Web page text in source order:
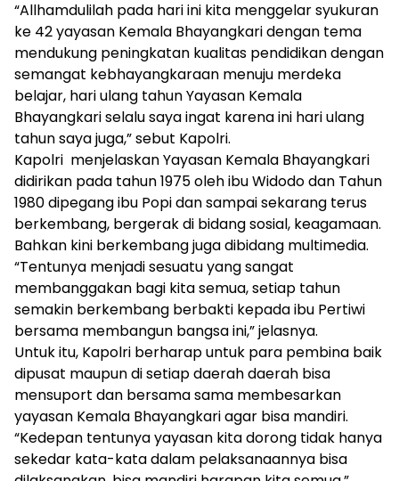
“Allhamdulilah pada hari ini kita menggelar syukuran
ke 42 yayasan Kemala Bhayangkari dengan tema
mendukung peningkatan kualitas pendidikan dengan
semangat kebhayangkaraan menuju merdeka
belajar, hari ulang tahun Yayasan Kemala
Bhayangkari selalu saya ingat karena ini hari ulang
tahun saya juga,” sebut Kapolri.
Kapolri menjelaskan Yayasan Kemala Bhayangkari
didirikan pada tahun 1975 oleh ibu Widodo dan Tahun
1980 dipegang ibu Popi dan sampai sekarang terus
berkembang, bergerak di bidang sosial, keagamaan.
Bahkan kini berkembang juga dibidang multimedia.
“Tentunya menjadi sesuatu yang sangat
membanggakan bagi kita semua, setiap tahun
semakin berkembang berbakti kepada ibu Pertiwi
bersama membangun bangsa ini,” jelasnya.
Untuk itu, Kapolri berharap untuk para pembina baik
dipusat maupun di setiap daerah daerah bisa
mensuport dan bersama sama membesarkan
yayasan Kemala Bhayangkari agar bisa mandiri.
“Kedepan tentunya yayasan kita dorong tidak hanya
sekedar kata-kata dalam pelaksanaannya bisa